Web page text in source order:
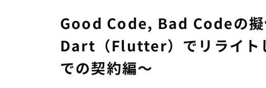
Good Code, Bad Codeの擬
Dart（Flutter）でリライト
での契約編〜